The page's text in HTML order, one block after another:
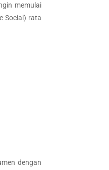
memulai
Social) rata
dengan